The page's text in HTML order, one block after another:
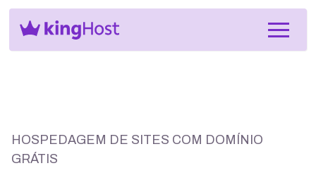
HOSPEDAGEM DE SITES COM DOMÍNIO
GRÁTIS